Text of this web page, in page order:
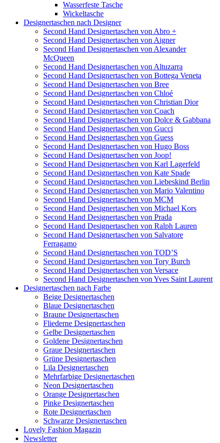
Wasserfeste Tasche
Wickeltasche
Designertaschen nach Designer
Second Hand Designertaschen von Abro +
Second Hand Designertaschen von Aigner
Second Hand Designertaschen von Alexander
McQueen
Second Hand Designertaschen von Altuzarra
Second Hand Designertaschen von Bottega Veneta
Second Hand Designertaschen von Bree
Second Hand Designertaschen von Chloé
Second Hand Designertaschen von Christian Dior
Second Hand Designertaschen von Coach
Second Hand Designertaschen von Dolce & Gabbana
Second Hand Designertaschen von Gucci
Second Hand Designertaschen von Guess
Second Hand Designertaschen von Hugo Boss
Second Hand Designertaschen von Joop!
Second Hand Designertaschen von Karl Lagerfeld
Second Hand Designertaschen von Kate Spade
Second Hand Designertaschen von Liebeskind Berlin
Second Hand Designertaschen von Mario Valentino
Second Hand Designertaschen von MCM
Second Hand Designertaschen von Michael Kors
Second Hand Designertaschen von Prada
Second Hand Designertaschen von Ralph Lauren
Second Hand Designertaschen von Salvatore
Ferragamo
Second Hand Designertaschen von TOD’S
Second Hand Designertaschen von Tory Burch
Second Hand Designertaschen von Versace
Second Hand Designertaschen von Yves Saint Laurent
Designertaschen nach Farbe
Beige Designertaschen
Blaue Designertaschen
Braune Designertaschen
Fliederne Designertaschen
Gelbe Designertaschen
Goldene Designertaschen
Graue Designertaschen
Grüne Designertaschen
Lila Designertaschen
Mehrfarbige Designertaschen
Neon Designertaschen
Orange Designertaschen
Pinke Designertaschen
Rote Designertaschen
Schwarze Designertaschen
Lovely Fashion Magazin
Newsletter